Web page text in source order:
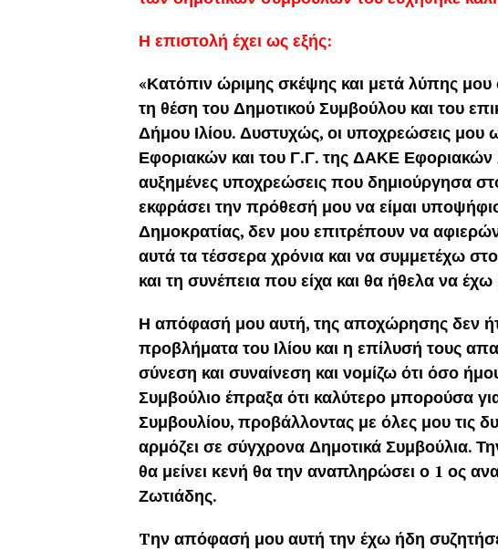
Η επιστολή έχει ως εξής:
«Κατόπιν ώριμης σκέψης και μετά λύπης
τη θέση του Δημοτικού Συμβούλου και του
Δήμου Ιλίου. Δυστυχώς, οι υποχρεώσεις
Εφοριακών και του Γ.Γ. της ΔΑΚΕ Εφοριακών
αυξημένες υποχρεώσεις που δημιούργησα
εκφράσει την πρόθεσή μου να είμαι
Δημοκρατίας, δεν μου επιτρέπουν να
αυτά τα τέσσερα χρόνια και να συμμετέχω
και τη συνέπεια που είχα και θα ήθελα να έχω
Η απόφασή μου αυτή, της αποχώρησης δεν
προβλήματα του Ιλίου και η επίλυσή τους
σύνεση και συναίνεση και νομίζω ότι όσο
Συμβούλιο έπραξα ότι καλύτερο μπορούσα
Συμβουλίου, προβάλλοντας με όλες μου τις
αρμόζει σε σύγχρονα Δημοτικά Συμβούλια.
θα μείνει κενή θα την αναπληρώσει ο 1 ος
Ζωτιάδης.
Tην απόφασή μου αυτή την έχω ήδη